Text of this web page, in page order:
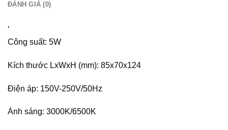
ĐÁNH GIÁ (0)
‘
Công suất: 5W
Kích thước LxWxH (mm): 85x70x124
Điện áp: 150V-250V/50Hz
Ánh sáng: 3000K/6500K